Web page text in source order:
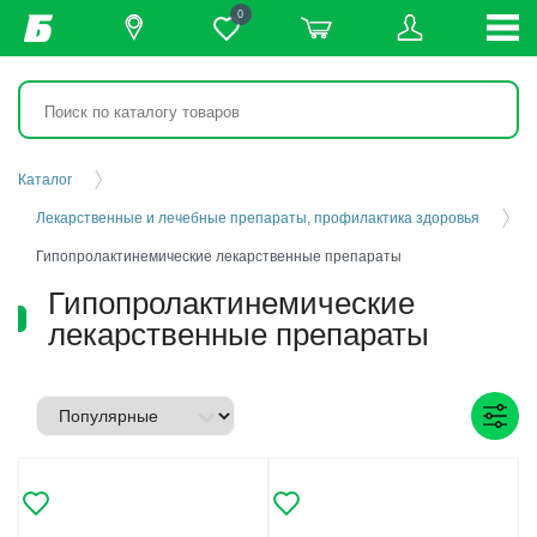
0
Каталог
Лекарственные и лечебные препараты, профилактика здоровья
Гипопролактинемические лекарственные препараты
Гипопролактинемические
лекарственные препараты